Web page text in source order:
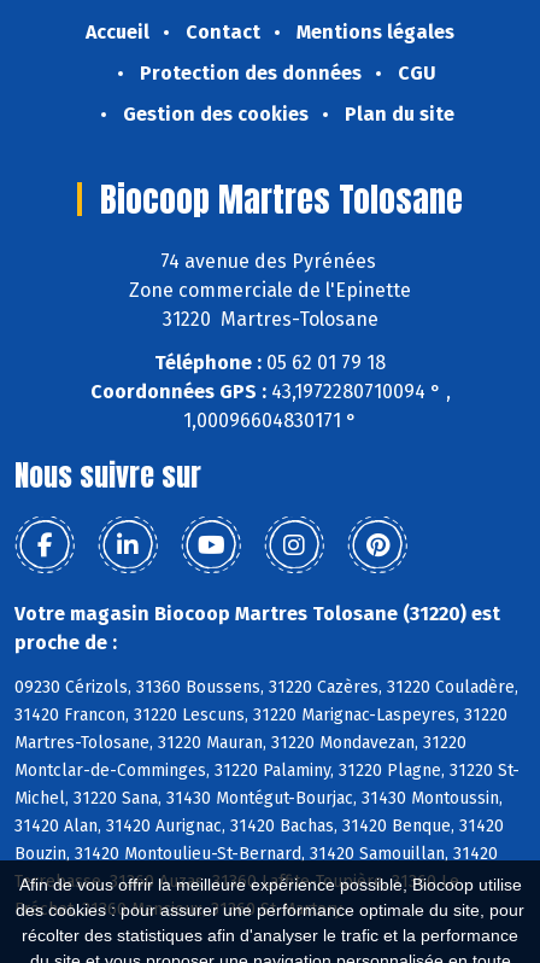
Afin de vous offrir la meilleure expérience possible, Biocoop utilise
des cookies : pour assurer une performance optimale du site, pour
récolter des statistiques afin d'analyser le trafic et la performance
Accueil Contact
Mentions légales
Protection des données
CGU
Gestion des cookies
Plan du site
Biocoop Martres Tolosane
74 avenue des Pyrénées
Zone commerciale de l'Epinette
31220 Martres-Tolosane
Téléphone : 05 62 01 79 18
Coordonnées GPS :43,1972280710094 ° ,
1,00096604830171 °
Nous suivre sur
Votre magasin Biocoop Martres Tolosane (31220) est
proche de :
09230 Cérizols, 31360 Boussens, 31220 Cazères, 31220 Couladère,
31420 Francon, 31220 Lescuns, 31220 Marignac-Laspeyres, 31220
Martres-Tolosane, 31220 Mauran, 31220 Mondavezan, 31220
Montclar-de-Comminges, 31220 Palaminy, 31220 Plagne, 31220 St-
Michel, 31220 Sana, 31430 Montégut-Bourjac, 31430 Montoussin,
31420 Alan, 31420 Aurignac, 31420 Bachas, 31420 Benque, 31420
Bouzin, 31420 Montoulieu-St-Bernard, 31420 Samouillan, 31420
Terrebasse, 31360 Auzas, 31360 Laffite-Toupière, 31360 Le
Fréchet, 31360 Mancioux, 31360 St-Martory